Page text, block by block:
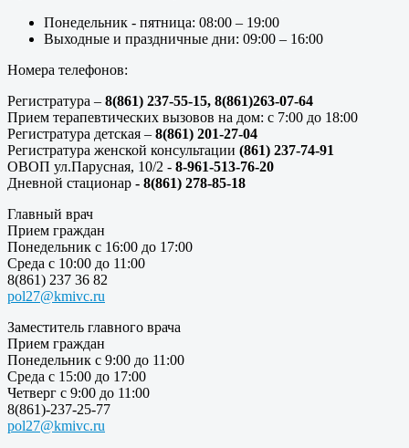
Понедельник - пятница: 08:00 – 19:00
Выходные и праздничные дни: 09:00 – 16:00
Номера телефонов:
Регистратура – 8(861) 237-55-15, 8(861)263-07-64
Прием терапевтических вызовов на дом: с 7:00 до 18:00
Регистратура детская – 8(861) 201-27-04
Регистратура женской консультации (861) 237-74-91
ОВОП ул.Парусная, 10/2 - 8-961-513-76-20
Дневной стационар - 8(861) 278-85-18
Главный врач
Прием граждан
Понедельник с 16:00 до 17:00
Среда с 10:00 до 11:00
8(861) 237 36 82
pol27@kmivc.ru
Заместитель главного врача
Прием граждан
Понедельник с 9:00 до 11:00
Среда с 15:00 до 17:00
Четверг с 9:00 до 11:00
8(861)-237-25-77
pol27@kmivc.ru